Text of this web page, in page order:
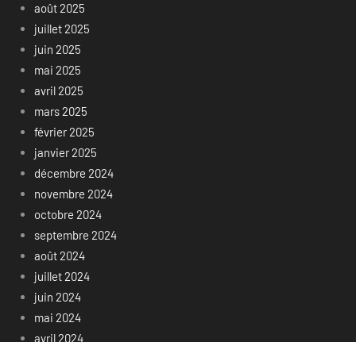
août 2025
juillet 2025
juin 2025
mai 2025
avril 2025
mars 2025
février 2025
janvier 2025
décembre 2024
novembre 2024
octobre 2024
septembre 2024
août 2024
juillet 2024
juin 2024
mai 2024
avril 2024